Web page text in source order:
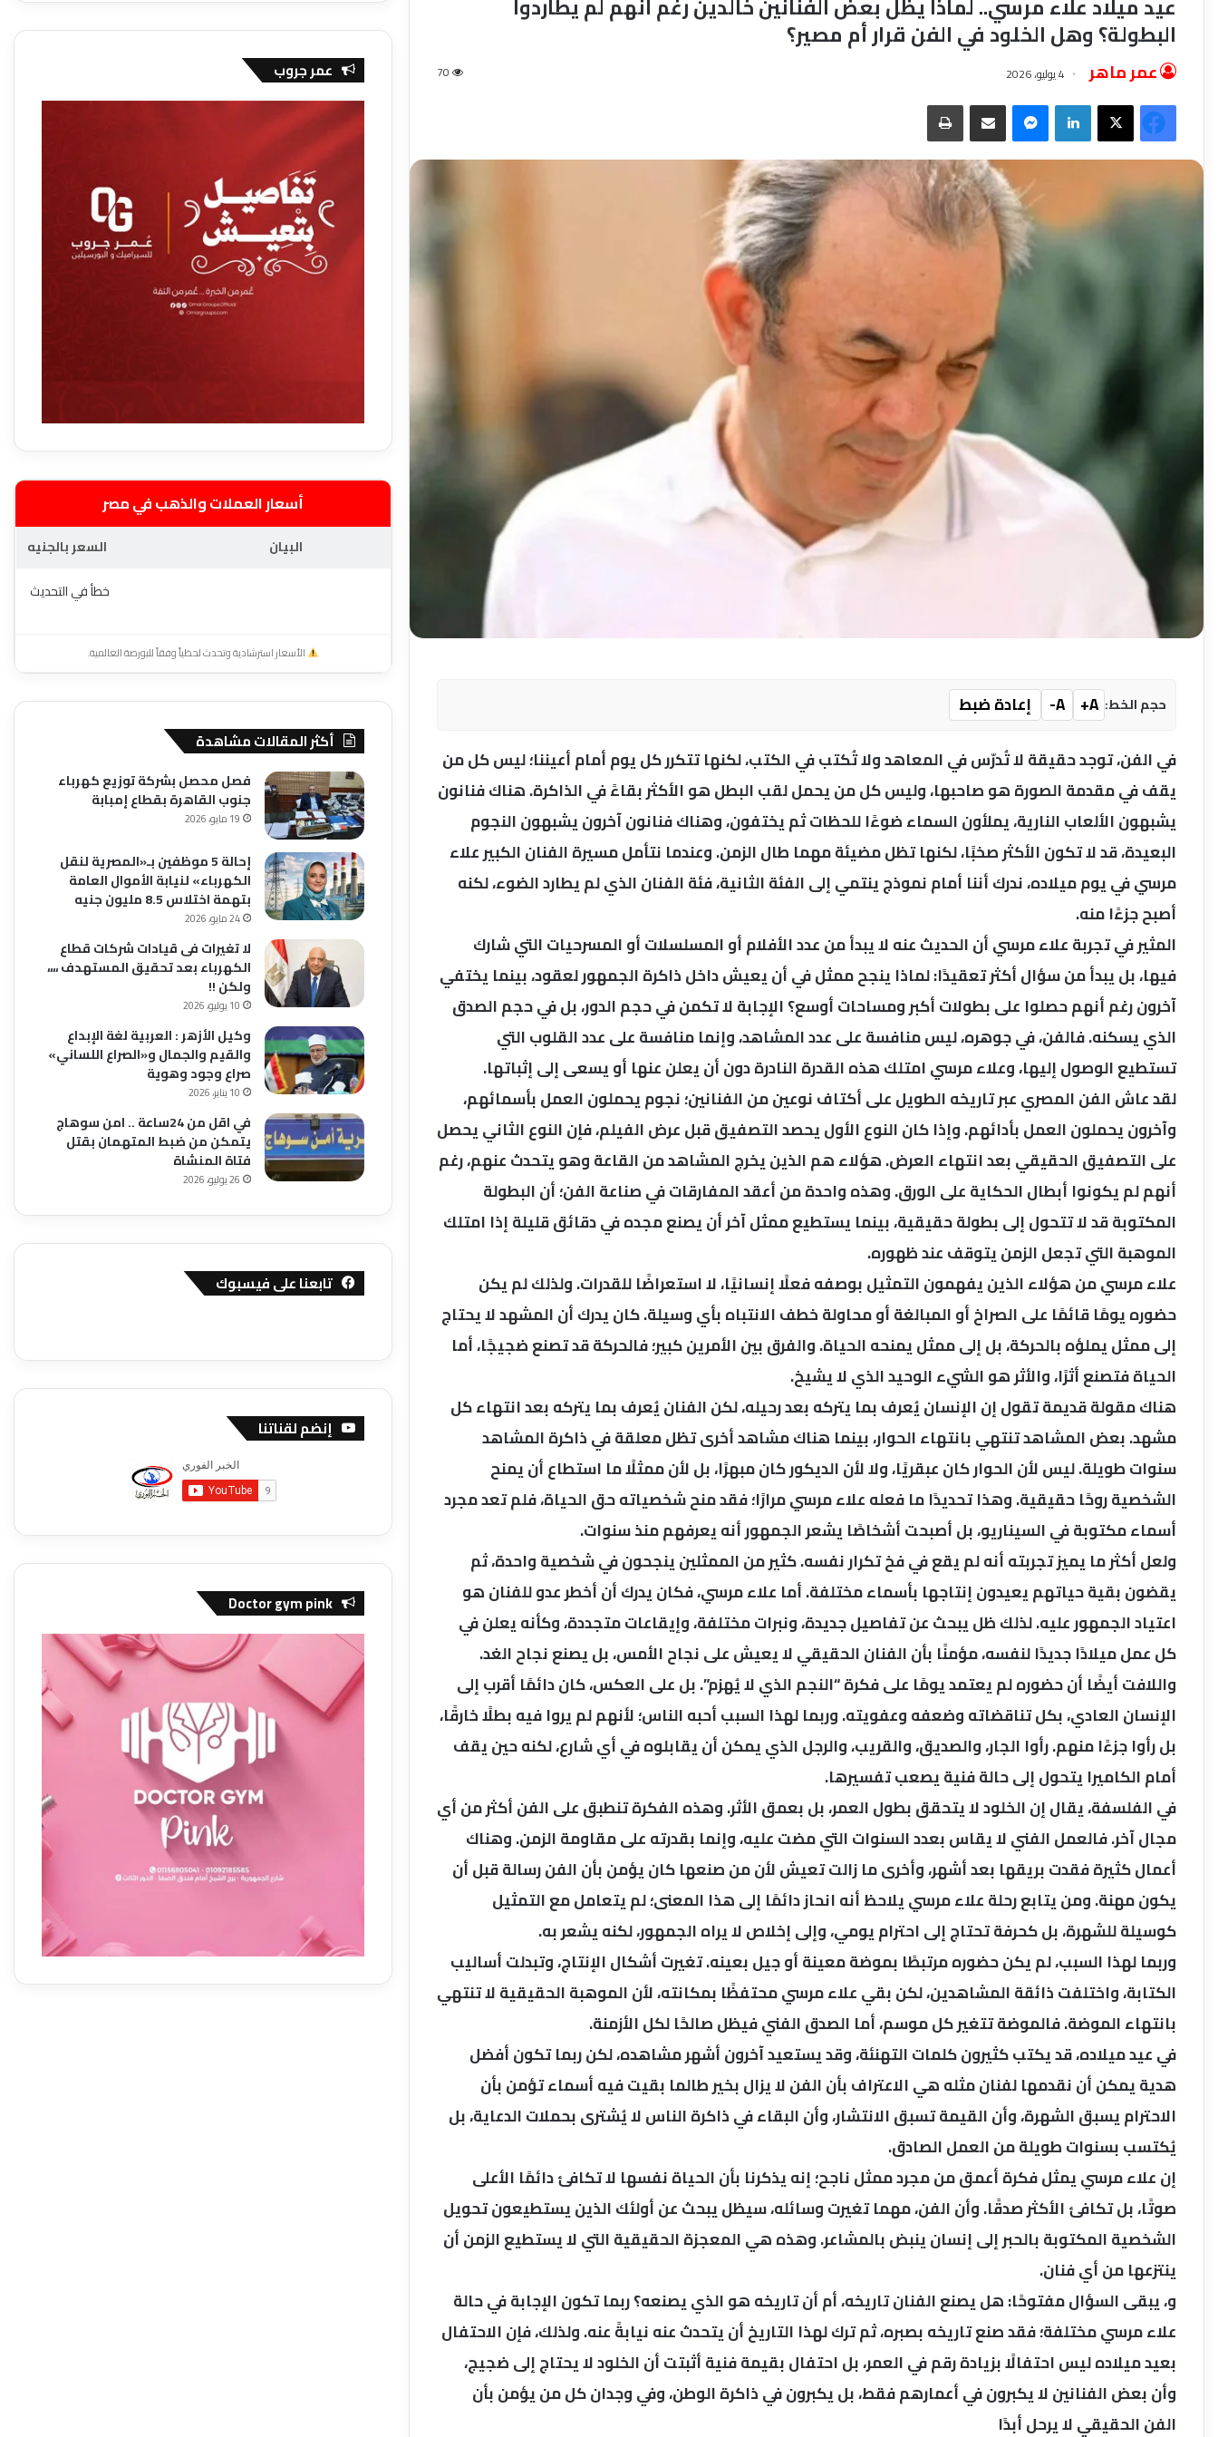
البطولة؟ وهل الخلود في الفن قرار أم مصير؟
عمر ماهر 4 يوليو، 2026 70
فيسبوك‫X لينكدإن ماسنجر مشاركة عبر البريد طباعة
حجم الخط: A+
A-
إعادة ضبط
في الفن، توجد حقيقة لا تُدرّس في المعاهد ولا تُكتب في الكتب، لكنها تتكرر كل يوم أمام أعيننا؛ ليس كل من
يقف في مقدمة الصورة هو صاحبها، وليس كل من يحمل لقب البطل هو الأكثر بقاءً في الذاكرة. هناك فنانون
يشبهون الألعاب النارية، يملأون السماء ضوءًا للحظات ثم يختفون، وهناك فنانون آخرون يشبهون النجوم
البعيدة، قد لا تكون الأكثر صخبًا، لكنها تظل مضيئة مهما طال الزمن. وعندما نتأمل مسيرة الفنان الكبير علاء
مرسي في يوم ميلاده، ندرك أننا أمام نموذج ينتمي إلى الفئة الثانية، فئة الفنان الذي لم يطارد الضوء، لكنه
أصبح جزءًا منه.
المثير في تجربة علاء مرسي أن الحديث عنه لا يبدأ من عدد الأفلام أو المسلسلات أو المسرحيات التي شارك
فيها، بل يبدأ من سؤال أكثر تعقيدًا: لماذا ينجح ممثل في أن يعيش داخل ذاكرة الجمهور لعقود، بينما يختفي
آخرون رغم أنهم حصلوا على بطولات أكبر ومساحات أوسع؟ الإجابة لا تكمن في حجم الدور، بل في حجم الصدق
الذي يسكنه. فالفن، في جوهره، ليس منافسة على عدد المشاهد، وإنما منافسة على عدد القلوب التي
تستطيع الوصول إليها، وعلاء مرسي امتلك هذه القدرة النادرة دون أن يعلن عنها أو يسعى إلى إثباتها.
لقد عاش الفن المصري عبر تاريخه الطويل على أكتاف نوعين من الفنانين؛ نجوم يحملون العمل بأسمائهم،
وآخرون يحملون العمل بأدائهم. وإذا كان النوع الأول يحصد التصفيق قبل عرض الفيلم، فإن النوع الثاني يحصل
على التصفيق الحقيقي بعد انتهاء العرض. هؤلاء هم الذين يخرج المشاهد من القاعة وهو يتحدث عنهم، رغم
أنهم لم يكونوا أبطال الحكاية على الورق. وهذه واحدة من أعقد المفارقات في صناعة الفن؛ أن البطولة
المكتوبة قد لا تتحول إلى بطولة حقيقية، بينما يستطيع ممثل آخر أن يصنع مجده في دقائق قليلة إذا امتلك
الموهبة التي تجعل الزمن يتوقف عند ظهوره.
علاء مرسي من هؤلاء الذين يفهمون التمثيل بوصفه فعلًا إنسانيًا، لا استعراضًا للقدرات. ولذلك لم يكن
حضوره يومًا قائمًا على الصراخ أو المبالغة أو محاولة خطف الانتباه بأي وسيلة. كان يدرك أن المشهد لا يحتاج
إلى ممثل يملؤه بالحركة، بل إلى ممثل يمنحه الحياة. والفرق بين الأمرين كبير؛ فالحركة قد تصنع ضجيجًا، أما
الحياة فتصنع أثرًا، والأثر هو الشيء الوحيد الذي لا يشيخ.
هناك مقولة قديمة تقول إن الإنسان يُعرف بما يتركه بعد رحيله، لكن الفنان يُعرف بما يتركه بعد انتهاء كل
مشهد. بعض المشاهد تنتهي بانتهاء الحوار، بينما هناك مشاهد أخرى تظل معلقة في ذاكرة المشاهد
سنوات طويلة. ليس لأن الحوار كان عبقريًا، ولا لأن الديكور كان مبهرًا، بل لأن ممثلًا ما استطاع أن يمنح
الشخصية روحًا حقيقية. وهذا تحديدًا ما فعله علاء مرسي مرارًا؛ فقد منح شخصياته حق الحياة، فلم تعد مجرد
أسماء مكتوبة في السيناريو، بل أصبحت أشخاصًا يشعر الجمهور أنه يعرفهم منذ سنوات.
ولعل أكثر ما يميز تجربته أنه لم يقع في فخ تكرار نفسه. كثير من الممثلين ينجحون في شخصية واحدة، ثم
يقضون بقية حياتهم يعيدون إنتاجها بأسماء مختلفة. أما علاء مرسي، فكان يدرك أن أخطر عدو للفنان هو
اعتياد الجمهور عليه. لذلك ظل يبحث عن تفاصيل جديدة، ونبرات مختلفة، وإيقاعات متجددة، وكأنه يعلن في
كل عمل ميلادًا جديدًا لنفسه، مؤمنًا بأن الفنان الحقيقي لا يعيش على نجاح الأمس، بل يصنع نجاح الغد.
واللافت أيضًا أن حضوره لم يعتمد يومًا على فكرة “النجم الذي لا يُهزم”. بل على العكس، كان دائمًا أقرب إلى
الإنسان العادي، بكل تناقضاته وضعفه وعفويته. وربما لهذا السبب أحبه الناس؛ لأنهم لم يروا فيه بطلًا خارقًا،
بل رأوا جزءًا منهم. رأوا الجار، والصديق، والقريب، والرجل الذي يمكن أن يقابلوه في أي شارع، لكنه حين يقف
أمام الكاميرا يتحول إلى حالة فنية يصعب تفسيرها.
في الفلسفة، يقال إن الخلود لا يتحقق بطول العمر، بل بعمق الأثر. وهذه الفكرة تنطبق على الفن أكثر من أي
مجال آخر. فالعمل الفني لا يقاس بعدد السنوات التي مضت عليه، وإنما بقدرته على مقاومة الزمن. وهناك
أعمال كثيرة فقدت بريقها بعد أشهر، وأخرى ما زالت تعيش لأن من صنعها كان يؤمن بأن الفن رسالة قبل أن
يكون مهنة. ومن يتابع رحلة علاء مرسي يلاحظ أنه انحاز دائمًا إلى هذا المعنى؛ لم يتعامل مع التمثيل
كوسيلة للشهرة، بل كحرفة تحتاج إلى احترام يومي، وإلى إخلاص لا يراه الجمهور، لكنه يشعر به.
وربما لهذا السبب، لم يكن حضوره مرتبطًا بموضة معينة أو جيل بعينه. تغيرت أشكال الإنتاج، وتبدلت أساليب
الكتابة، واختلفت ذائقة المشاهدين، لكن بقي علاء مرسي محتفظًا بمكانته، لأن الموهبة الحقيقية لا تنتهي
بانتهاء الموضة. فالموضة تتغير كل موسم، أما الصدق الفني فيظل صالحًا لكل الأزمنة.
في عيد ميلاده، قد يكتب كثيرون كلمات التهنئة، وقد يستعيد آخرون أشهر مشاهده، لكن ربما تكون أفضل
هدية يمكن أن نقدمها لفنان مثله هي الاعتراف بأن الفن لا يزال بخير طالما بقيت فيه أسماء تؤمن بأن
الاحترام يسبق الشهرة، وأن القيمة تسبق الانتشار، وأن البقاء في ذاكرة الناس لا يُشترى بحملات الدعاية، بل
يُكتسب بسنوات طويلة من العمل الصادق.
إن علاء مرسي يمثل فكرة أعمق من مجرد ممثل ناجح؛ إنه يذكرنا بأن الحياة نفسها لا تكافئ دائمًا الأعلى
صوتًا، بل تكافئ الأكثر صدقًا. وأن الفن، مهما تغيرت وسائله، سيظل يبحث عن أولئك الذين يستطيعون تحويل
الشخصية المكتوبة بالحبر إلى إنسان ينبض بالمشاعر. وهذه هي المعجزة الحقيقية التي لا يستطيع الزمن أن
ينتزعها من أي فنان.
و، يبقى السؤال مفتوحًا: هل يصنع الفنان تاريخه، أم أن تاريخه هو الذي يصنعه؟ ربما تكون الإجابة في حالة
علاء مرسي مختلفة؛ فقد صنع تاريخه بصبره، ثم ترك لهذا التاريخ أن يتحدث عنه نيابةً عنه. ولذلك، فإن الاحتفال
بعيد ميلاده ليس احتفالًا بزيادة رقم في العمر، بل احتفال بقيمة فنية أثبتت أن الخلود لا يحتاج إلى ضجيج،
وأن بعض الفنانين لا يكبرون في أعمارهم فقط، بل يكبرون في ذاكرة الوطن، وفي وجدان كل من يؤمن بأن
الفن الحقيقي لا يرحل أبدًا
عمر جروب
أسعار العملات والذهب في مصر
البيان
السعر بالجنيه
خطأ في التحديث
الأسعار استرشادية وتحدث لحظياً وفقاً للبورصة العالمية.
أكثر المقالات مشاهدة
فصل محصل بشركة توزيع كهرباء
جنوب القاهرة بقطاع إمبابة
19 مايو، 2026
إحالة 5 موظفين بـ«المصرية لنقل
الكهرباء» لنيابة الأموال العامة
بتهمة اختلاس 8.5 مليون جنيه
24 مايو، 2026
لا تغيرات فى قيادات شركات قطاع
الكهرباء بعد تحقيق المستهدف ،،،،
ولكن !!
10 يوليو، 2026
وكيل الأزهر : العربية لغة الإبداع
والقيم والجمال و«الصراع اللساني»
صراع وجود وهوية
10 يناير، 2026
في اقل من 24ساعة .. امن سوهاج
يتمكن من ضبط المتهمان بقتل
فتاة المنشاة
26 يوليو، 2026
تابعنا على فيسبوك
إنضم لقناتنا
Doctor gym pink